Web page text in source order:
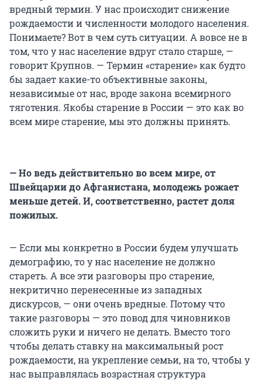
вредный термин. У нас происходит снижение
рождаемости и численности молодого населения.
Понимаете? Вот в чем суть ситуации. А вовсе не в
том, что у нас население вдруг стало старше, —
говорит Крупнов. — Термин «старение» как будто
бы задает какие-то объективные законы,
независимые от нас, вроде закона всемирного
тяготения. Якобы старение в России — это как во
всем мире старение, мы это должны принять.
— Но ведь действительно во всем мире, от
Швейцарии до Афганистана, молодежь рожает
меньше детей. И, соответственно, растет доля
пожилых.
— Если мы конкретно в России будем улучшать
демографию, то у нас население не должно
стареть. А все эти разговоры про старение,
некритично перенесенные из западных
дискурсов, — они очень вредные. Потому что
такие разговоры — это повод для чиновников
сложить руки и ничего не делать. Вместо того
чтобы делать ставку на максимальный рост
рождаемости, на укрепление семьи, на то, чтобы у
нас выправлялась возрастная структура